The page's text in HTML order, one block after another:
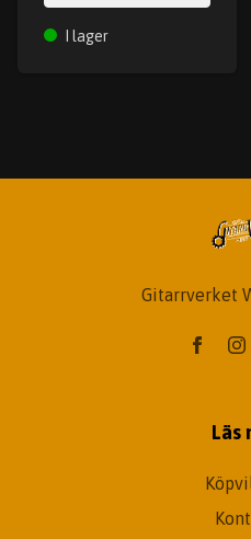
I lager
Gitarrverket
Läs